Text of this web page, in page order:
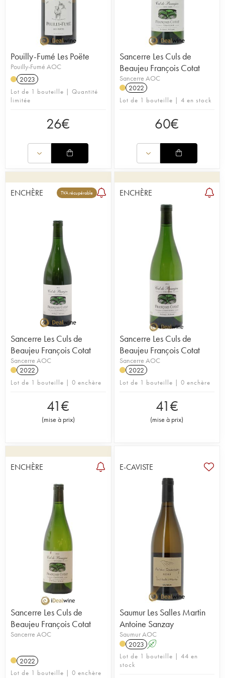
Pouilly-Fumé Les Poëte
Pouilly-Fumé AOC
2023
Lot de 1 bouteille | Quantité
limitée
26€
Sancerre Les Culs de
Beaujeu François Cotat
Sancerre AOC
2022
Lot de 1 bouteille | 4 en stock
60€
ENCHÈRE TVA récupérable
Sancerre Les Culs de
Beaujeu François Cotat
Sancerre AOC
2022
Lot de 1 bouteille | 0 enchère
41€
(mise à prix)
ENCHÈRE
Sancerre Les Culs de
Beaujeu François Cotat
Sancerre AOC
2022
Lot de 1 bouteille | 0 enchère
41€
(mise à prix)
ENCHÈRE
Sancerre Les Culs de
Beaujeu François Cotat
Sancerre AOC
2022
Lot de 1 bouteille | 0 enchère
E-CAVISTE
Saumur Les Salles Martin
Antoine Sanzay
Saumur AOC
2023 A
Lot de 1 bouteille | 44 en
stock